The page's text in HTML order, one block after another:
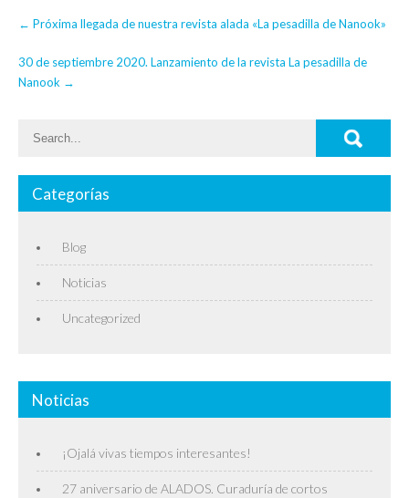
Post
navigation
← Próxima llegada de nuestra revista alada «La pesadilla de Nanook»
30 de septiembre 2020. Lanzamiento de la revista La pesadilla de
Nanook →
Categorías
Blog
Noticias
Uncategorized
Noticias
¡Ojalá vivas tiempos interesantes!
27 aniversario de ALADOS. Curaduría de cortos